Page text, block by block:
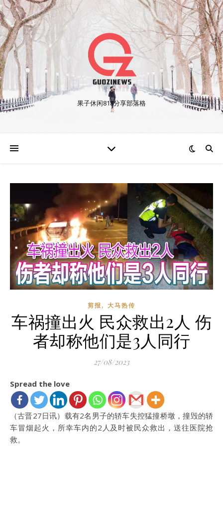
果子休闲818分享部落格
剪报, 大马热传
车祸撞出火 民众救出2人 伤
者却称他们是3人同行
27/08/2023
Spread the love
（古晋27日讯）载有2名男子的轿车失控猛撞桥墩，撞毁的轿
车冒烟起火，所幸车内的2人及时被民众救出，送往医院抢
救。